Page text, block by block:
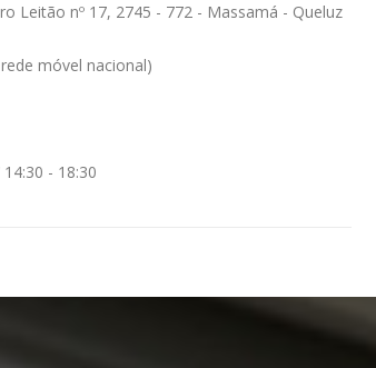
Leitão nº 17, 2745 - 772 - Massamá - Queluz
móvel nacional)
- 18:30